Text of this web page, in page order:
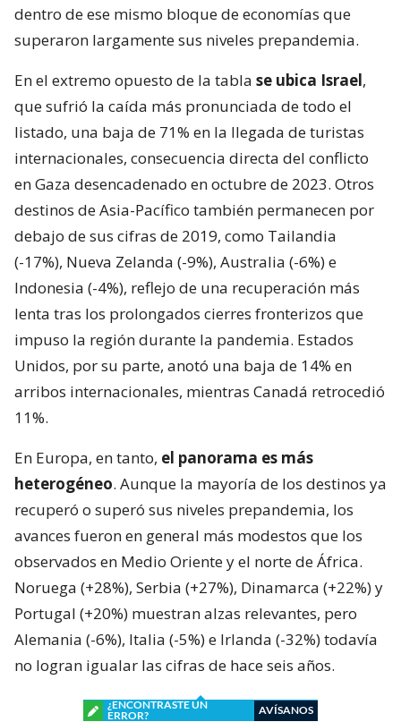
dentro de ese mismo bloque de economías que
superaron largamente sus niveles prepandemia.
En el extremo opuesto de la tabla se ubica Israel,
que sufrió la caída más pronunciada de todo el
listado, una baja de 71% en la llegada de turistas
internacionales, consecuencia directa del conflicto
en Gaza desencadenado en octubre de 2023. Otros
destinos de Asia-Pacífico también permanecen por
debajo de sus cifras de 2019, como Tailandia
(-17%), Nueva Zelanda (-9%), Australia (-6%) e
Indonesia (-4%), reflejo de una recuperación más
lenta tras los prolongados cierres fronterizos que
impuso la región durante la pandemia. Estados
Unidos, por su parte, anotó una baja de 14% en
arribos internacionales, mientras Canadá retrocedió
11%.
En Europa, en tanto, el panorama es más
heterogéneo. Aunque la mayoría de los destinos ya
recuperó o superó sus niveles prepandemia, los
avances fueron en general más modestos que los
observados en Medio Oriente y el norte de África.
Noruega (+28%), Serbia (+27%), Dinamarca (+22%) y
Portugal (+20%) muestran alzas relevantes, pero
Alemania (-6%), Italia (-5%) e Irlanda (-32%) todavía
no logran igualar las cifras de hace seis años.
¿ENCONTRASTE UN
ERROR?
AVÍSANOS